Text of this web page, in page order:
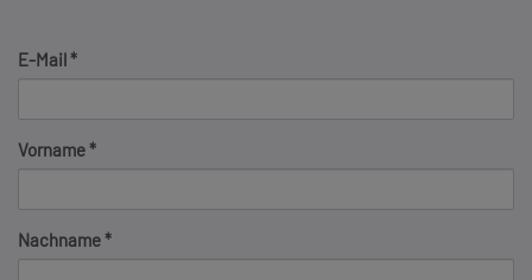
E-Mail
Vorname
Nachname